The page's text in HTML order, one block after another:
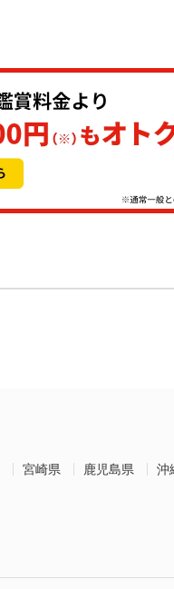
宮崎県 鹿児島県
沖